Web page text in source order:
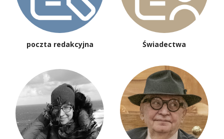
poczta redakcyjna Świadectwa